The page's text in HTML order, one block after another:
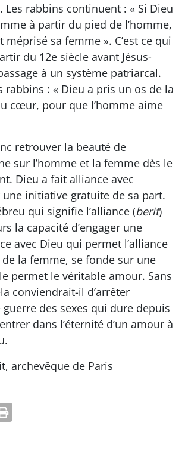
rabbins continuent : « Si Dieu
à partir du pied de l’homme,
méprisé sa femme ». C’est ce qui
du 12e siècle avant Jésus-
à un système patriarcal.
rabbins : « Dieu a pris un os de la
cœur, pour que l’homme aime
retrouver la beauté de
sur l’homme et la femme dès le
Dieu a fait alliance avec
une initiative gratuite de sa part.
qui signifie l’alliance (berit)
la capacité d’engager une
avec Dieu qui permet l’alliance
de la femme, se fonde sur une
permet le véritable amour. Sans
conviendrait-il d’arrêter
guerre des sexes qui dure depuis
dans l’éternité d’un amour à
archevêque de Paris